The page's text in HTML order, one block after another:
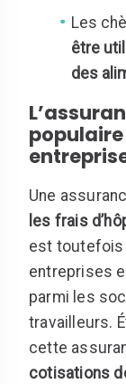
Les
être
des
Une
les frais
est toutefois
entreprises
parmi les
travailleurs.
cette
cotisations